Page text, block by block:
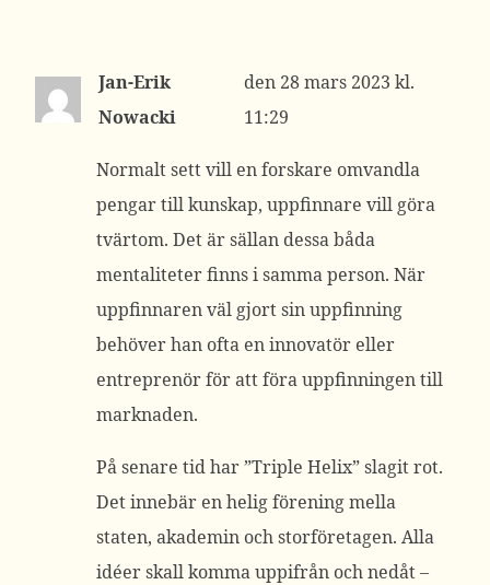
Jan-Erik
Nowacki
28 mars 2023 kl.
11:29
Normalt sett vill en forskare omvandla
pengar till kunskap, uppfinnare vill göra
tvärtom. Det är sällan dessa båda
mentaliteter finns i samma person. När
uppfinnaren väl gjort sin uppfinning
behöver han ofta en innovatör eller
entreprenör för att föra uppfinningen till
marknaden.
På senare tid har ”Triple Helix” slagit rot.
Det innebär en helig förening mella
staten, akademin och storföretagen. Alla
idéer skall komma uppifrån och nedåt –